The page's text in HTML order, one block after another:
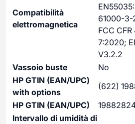
Compatibilità
elettromagnetica
61000-3-
FCC
7:2020;
V3.2.2
Vassoio buste
No
HP GTIN (EAN/UPC)
with options
(622)
HP GTIN (EAN/UPC)
Intervallo di umidità di